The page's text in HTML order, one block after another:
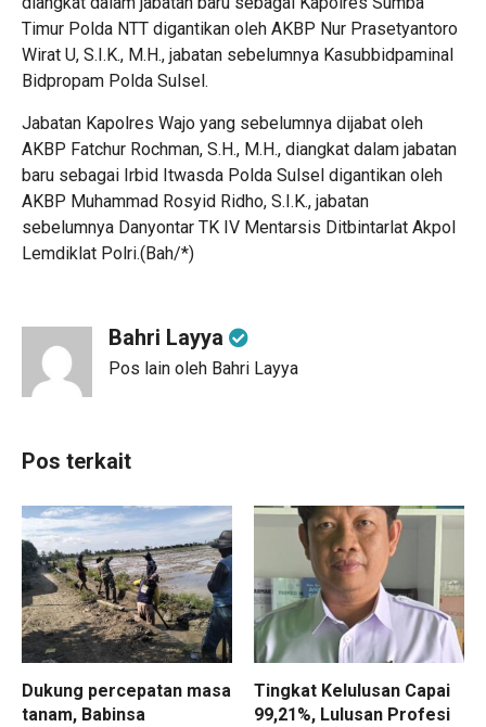
Timur Polda NTT digantikan oleh AKBP Nur Prasetyantoro
Wirat U, S.I.K., M.H., jabatan sebelumnya Kasubbidpaminal
Bidpropam Polda Sulsel.
Jabatan Kapolres Wajo yang sebelumnya dijabat oleh
AKBP Fatchur Rochman, S.H., M.H., diangkat dalam jabatan
baru sebagai Irbid Itwasda Polda Sulsel digantikan oleh
AKBP Muhammad Rosyid Ridho, S.I.K., jabatan
sebelumnya Danyontar TK IV Mentarsis Ditbintarlat Akpol
Lemdiklat Polri.(Bah/*)
Bahri Layya
Pos lain oleh Bahri Layya
Pos terkait
Dukung percepatan masa
tanam, Babinsa
Tingkat Kelulusan Capai
99,21%, Lulusan Profesi